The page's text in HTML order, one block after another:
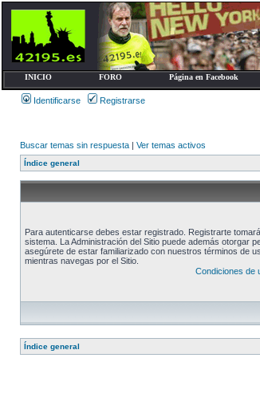
INICIO FORO Página en Facebook
Identificarse Registrarse
Buscar temas sin respuesta | Ver temas activos
Índice general
Para autenticarse debes estar registrado. Registrarte
sistema. La Administración del Sitio puede además otorgar
asegúrete de estar familiarizado con nuestros términos de
mientras navegas por el Sitio.
Condiciones de
Índice general